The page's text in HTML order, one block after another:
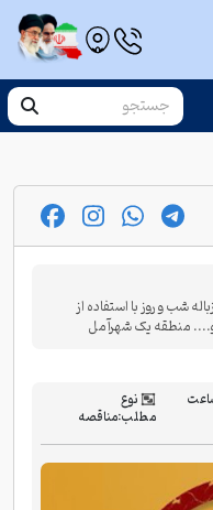
شب و روز با استفاده از
منطقه یک شهرآمل
۶ اردیبهشت ۱۴۰۴، ساعت نوع
مطلب:مناقصه